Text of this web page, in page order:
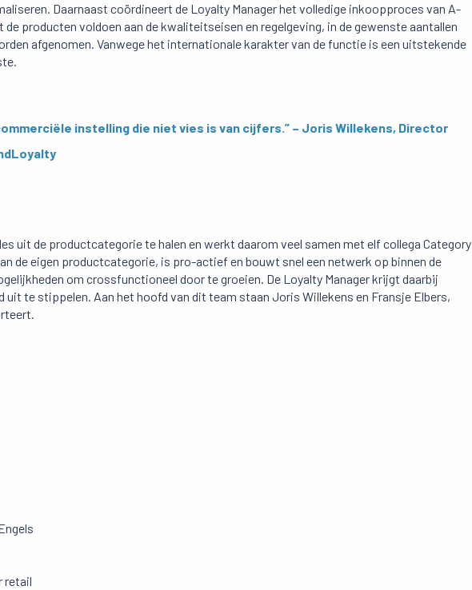
Daarnaast coördineert de Loyalty Manager het volledige inkoopproces van A-
producten voldoen aan de kwaliteitseisen en regelgeving, in de gewenste aantallen
afgenomen. Vanwege het internationale karakter van de functie is een uitstekende
instelling die niet vies is van cijfers.” – Joris Willekens, Director
uit de productcategorie te halen en werkt daarom veel samen met elf collega Category
de eigen productcategorie, is pro-actief en bouwt snel een netwerk op binnen de
om crossfunctioneel door te groeien. De Loyalty Manager krijgt daarbij
uit te stippelen. Aan het hoofd van dit team staan Joris Willekens en Fransje Elbers,
retail